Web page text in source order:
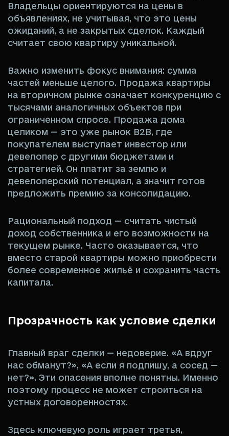
Владельцы ориентируются на цены в
объявлениях, не учитывая, что это цены
ожиданий, а не закрытых сделок. Каждый
считает свою квартиру уникальной.
Важно изменить фокус внимания: сумма
частей меньше целого. Продажа квартиры
на вторичном рынке означает конкуренцию с
тысячами аналогичных объектов при
ограниченном спросе. Продажа дома
целиком — это уже рынок B2B, где
покупателем выступает инвестор или
девелопер с другими бюджетами и
стратегией. Он платит за землю и
девелоперский потенциал, а значит готов
предложить премию за консолидацию.
Рациональный подход — считать чистый
доход собственника и его возможности на
текущем рынке. Часто оказывается, что
вместо старой квартиры можно приобрести
более современное жильё и сохранить часть
капитала.
Прозрачность как условие сделки
Главный враг сделки — недоверие. «А вдруг
нас обманут?», «А если я подпишу, а сосед —
нет?». Эти опасения вполне понятны. Именно
поэтому процесс не может строиться на
устных договоренностях.
Здесь ключевую роль играет третья,